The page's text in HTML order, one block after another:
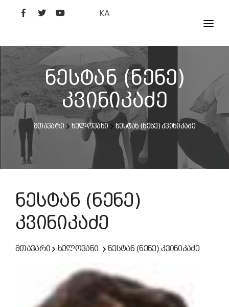
KA
ᲤᲘᲚᲛᲔᲑᲘ
ᲮᲔᲚᲝᲕᲐᲜᲘ
ᲙᲘᲜᲝᲡᲢᲣᲓᲘᲐ
ᲙᲘᲜᲝᲐᲙᲐᲓᲔᲛᲘᲐ
ნესტან (ნენე)
კვინიკაძე
მთავარი ხელოვანი ნესტან (ნენე) კვინიკაძე
ნესტან (ნენე)
კვინიკაძე
მთავარი ხელოვანი ნესტან (ნენე) კვინიკაძე